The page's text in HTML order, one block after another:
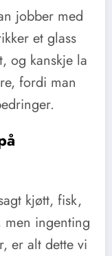
jobber med
et glass
og kanskje la
fordi man
kjøtt, fisk,
ingenting
er alt dette vi